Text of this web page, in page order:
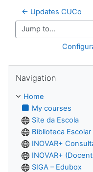
← Updates CUCo
Jump to...
Navigation
Home
My courses
Site da Escola
Biblioteca Escolar
INOVAR+
INOVAR+
SIGA – Edubox